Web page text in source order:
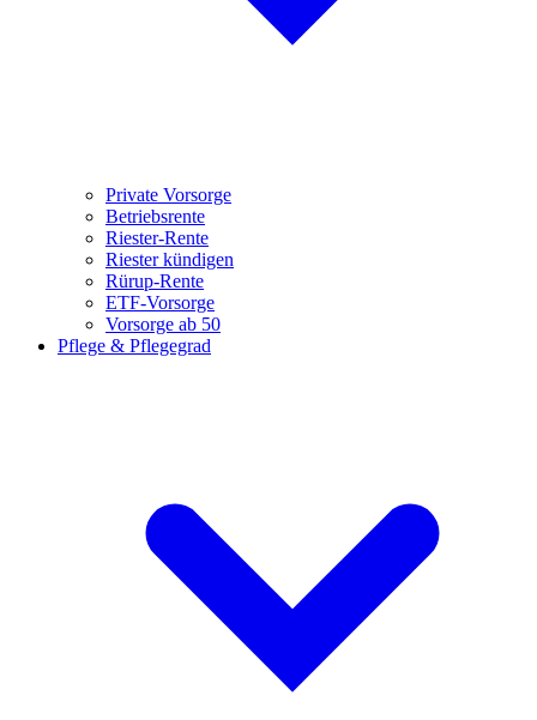
Private Vorsorge
Betriebsrente
Riester-Rente
Riester kündigen
Rürup-Rente
ETF-Vorsorge
Vorsorge ab 50
Pflege & Pflegegrad